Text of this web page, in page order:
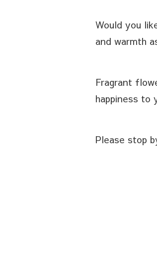
Would you
and warmth
Fragrant
happiness to
Please stop